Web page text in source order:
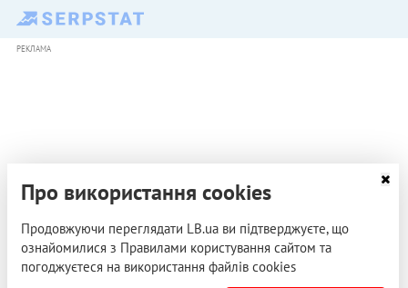
РЕКЛАМА
Про використання cookies
Продовжуючи переглядати LB.ua ви підтверджуєте, що
ознайомилися з Правилами користування сайтом та
погоджуєтеся на використання файлів cookies